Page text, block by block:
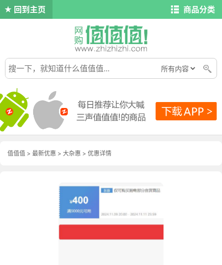
回到主页 商品分类
值值值 > 最新优惠 > 大杂惠 > 优惠详情